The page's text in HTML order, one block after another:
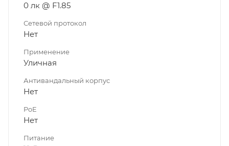
0 лк @ F1.85
Сетевой протокол
Нет
Применение
Уличная
Антивандальный корпус
Нет
PoE
Нет
Питание